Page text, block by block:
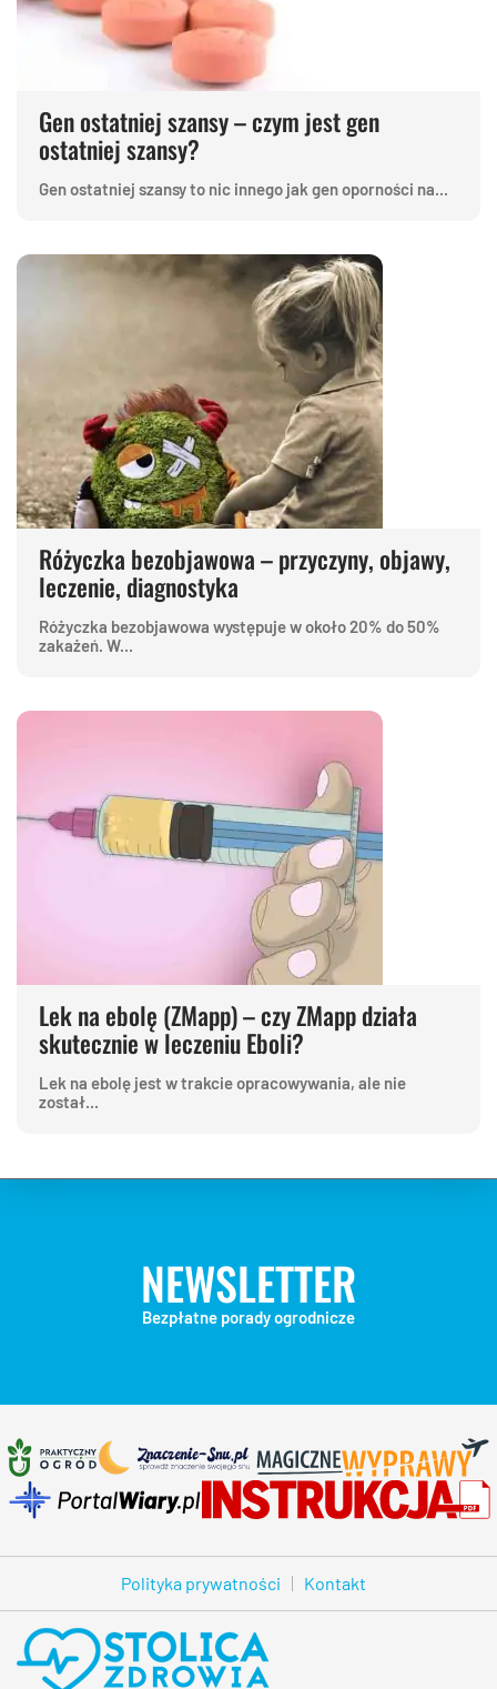
Gen ostatniej szansy – czym jest gen
ostatniej szansy?
Gen ostatniej szansy to nic innego jak gen oporności na...
Różyczka bezobjawowa – przyczyny, objawy,
leczenie, diagnostyka
Różyczka bezobjawowa występuje w około 20% do 50%
zakażeń. W...
Lek na ebolę (ZMapp) – czy ZMapp działa
skutecznie w leczeniu Eboli?
Lek na ebolę jest w trakcie opracowywania, ale nie
został...
NEWSLETTER
Bezpłatne porady ogrodnicze
Polityka prywatności Kontakt